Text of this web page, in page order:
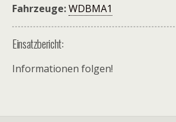
Fahrzeuge:WDBMA1
Einsatzbericht:
Informationen folgen!